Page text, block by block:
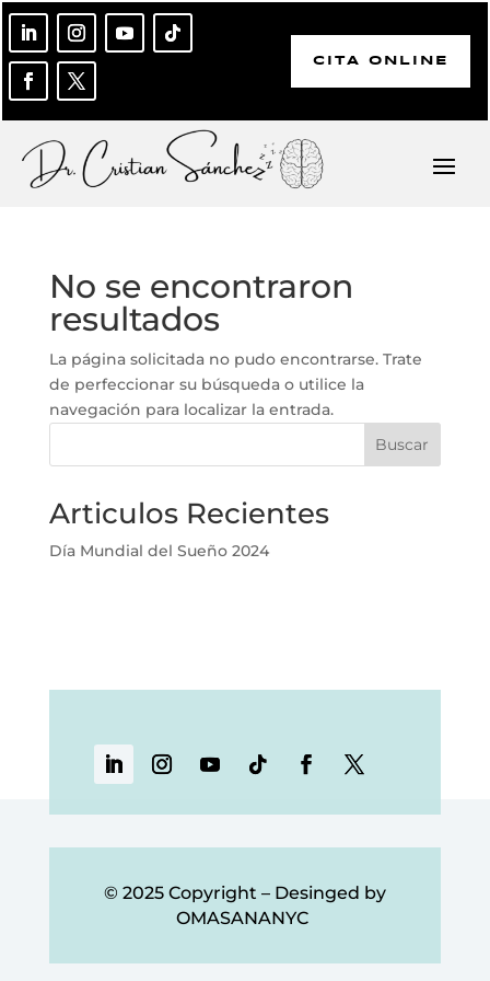
CITA ONLINE
No se encontraron
resultados
La página solicitada no pudo encontrarse. Trate
de perfeccionar su búsqueda o utilice la
navegación para localizar la entrada.
Buscar
Articulos Recientes
Día Mundial del Sueño 2024
© 2025 Copyright – Desinged by
OMASANANYC